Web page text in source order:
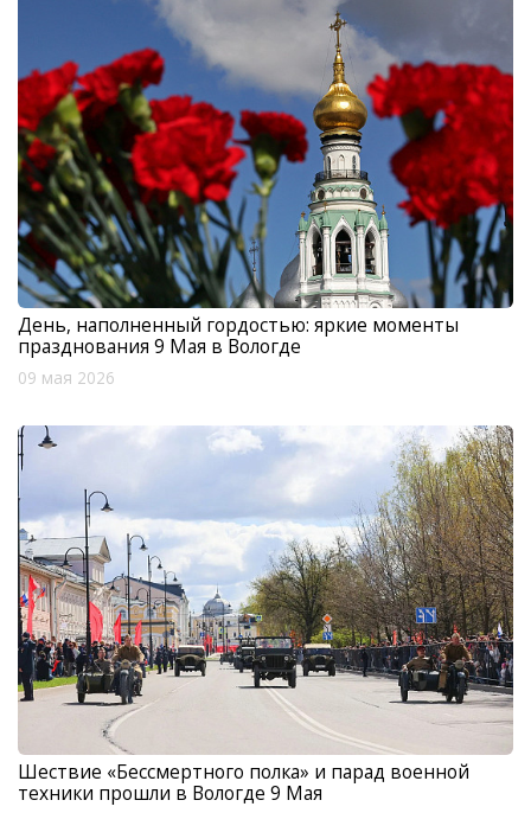
День, наполненный гордостью: яркие моменты
празднования 9 Мая в Вологде
09 мая 2026
Шествие «Бессмертного полка» и парад военной
техники прошли в Вологде 9 Мая